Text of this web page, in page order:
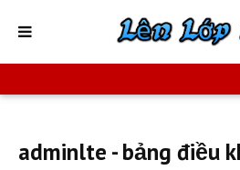
adminlte - bảng điều